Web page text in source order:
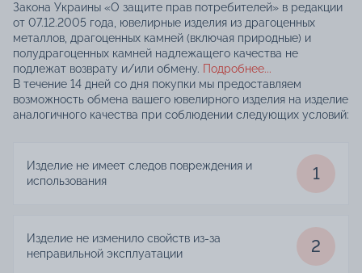
Закона Украины «О защите прав потребителей» в редакции
от 07.12.2005 года, ювелирные изделия из драгоценных
металлов, драгоценных камней (включая природные) и
полудрагоценных камней надлежащего качества не
подлежат возврату и/или обмену. Подробнее...
В течение 14 дней со дня покупки мы предоставляем
возможность обмена вашего ювелирного изделия на изделие
аналогичного качества при соблюдении следующих условий:
Изделие не имеет следов повреждения и
использования
1
Изделие не изменило свойств из-за
неправильной эксплуатации
2